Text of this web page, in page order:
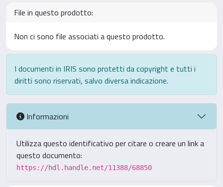
File in questo prodotto:
Non ci sono file associati a questo prodotto.
I documenti in IRIS sono protetti da copyright e tutti i
diritti sono riservati, salvo diversa indicazione.
Informazioni
Utilizza questo identificativo per citare o creare un link a
questo documento:
https://hdl.handle.net/11388/68850